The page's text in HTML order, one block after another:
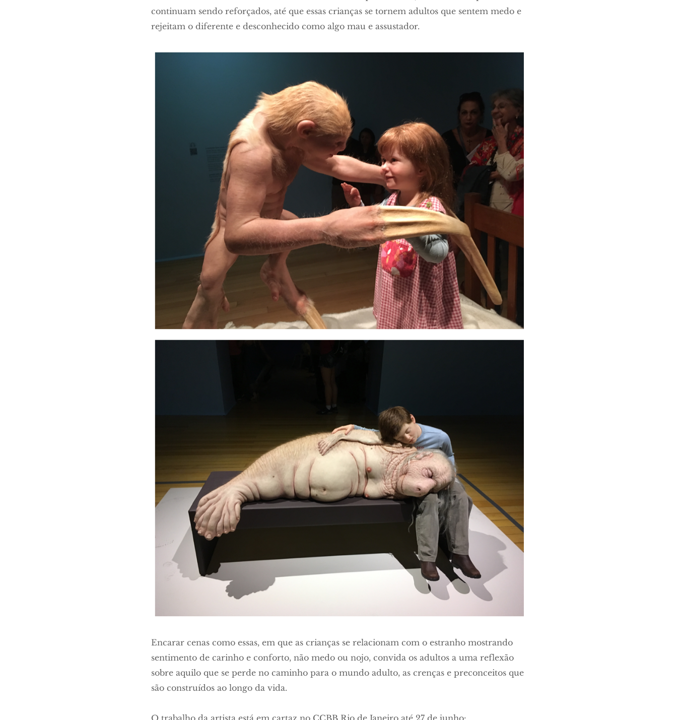
continuam sendo reforçados, até que essas crianças se tornem adultos que sentem medo e
rejeitam o diferente e desconhecido como algo mau e assustador.
Encarar cenas como essas, em que as crianças se relacionam com o estranho mostrando
sentimento de carinho e conforto, não medo ou nojo, convida os adultos a uma reflexão
sobre aquilo que se perde no caminho para o mundo adulto, as crenças e preconceitos que
são construídos ao longo da vida.